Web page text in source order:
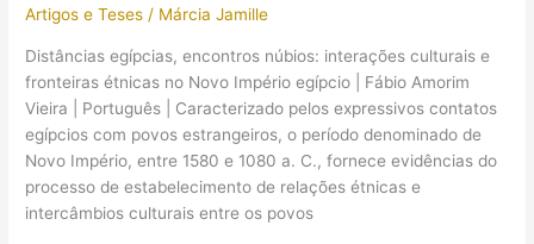
UFRJ
Artigos e Teses / Márcia Jamille
Distâncias egípcias, encontros núbios: interações culturais e
fronteiras étnicas no Novo Império egípcio | Fábio Amorim
Vieira | Português | Caracterizado pelos expressivos contatos
egípcios com povos estrangeiros, o período denominado de
Novo Império, entre 1580 e 1080 a. C., fornece evidências do
processo de estabelecimento de relações étnicas e
intercâmbios culturais entre os povos